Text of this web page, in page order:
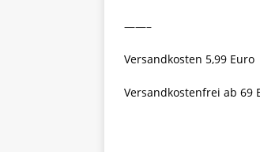
——–
Versandkosten 5,99 Euro
Versandkostenfrei ab 69